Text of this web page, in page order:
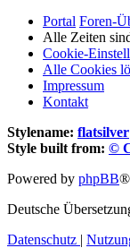
Portal Foren-
Alle Zeiten
Cookie-
Alle Cookies
Impressum
Kontakt
Stylename: flatsilver
Style built from: ©
Powered by phpBB®
Deutsche
Datenschutz